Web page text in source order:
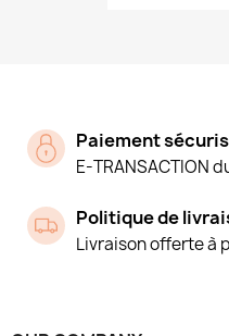
Paiement
E-TRANSACTION
Politique de
Livraison offerte à